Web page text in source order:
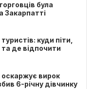
була
Закарпатті
куди піти,
де відпочити
оскаржує вирок
6-річну дівчинку